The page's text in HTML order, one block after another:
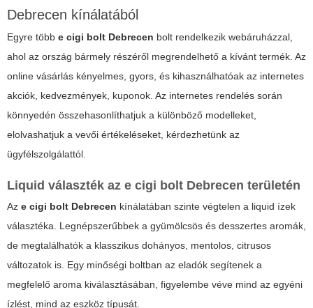
Debrecen kínálatából
Egyre több e cigi bolt Debrecen bolt rendelkezik webáruházzal,
ahol az ország bármely részéről megrendelhető a kívánt termék. Az
online vásárlás kényelmes, gyors, és kihasználhatóak az internetes
akciók, kedvezmények, kuponok. Az internetes rendelés során
könnyedén összehasonlíthatjuk a különböző modelleket,
elolvashatjuk a vevői értékeléseket, kérdezhetünk az
ügyfélszolgálattól.
Liquid választék az e cigi bolt Debrecen területén
Az e cigi bolt Debrecen kínálatában szinte végtelen a liquid ízek
választéka. Legnépszerűbbek a gyümölcsös és desszertes aromák,
de megtalálhatók a klasszikus dohányos, mentolos, citrusos
változatok is. Egy minőségi boltban az eladók segítenek a
megfelelő aroma kiválasztásában, figyelembe véve mind az egyéni
ízlést, mind az eszköz típusát.